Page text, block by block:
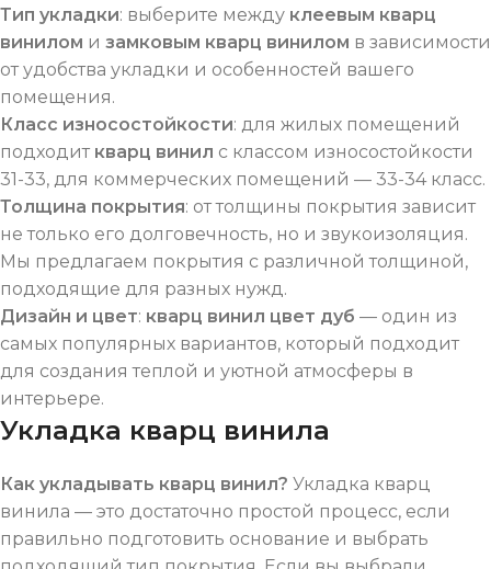
Тип укладки: выберите между клеевым кварц
винилом и замковым кварц винилом в зависимости
от удобства укладки и особенностей вашего
помещения.
Класс износостойкости: для жилых помещений
подходит кварц винил с классом износостойкости
31-33, для коммерческих помещений — 33-34 класс.
Толщина покрытия: от толщины покрытия зависит
не только его долговечность, но и звукоизоляция.
Мы предлагаем покрытия с различной толщиной,
подходящие для разных нужд.
Дизайн и цвет: кварц винил цвет дуб — один из
самых популярных вариантов, который подходит
для создания теплой и уютной атмосферы в
интерьере.
Укладка кварц винила
Как укладывать кварц винил? Укладка кварц
винила — это достаточно простой процесс, если
правильно подготовить основание и выбрать